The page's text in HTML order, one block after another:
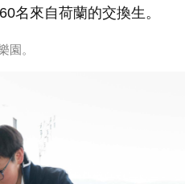
名來自荷蘭的交換生。
園。